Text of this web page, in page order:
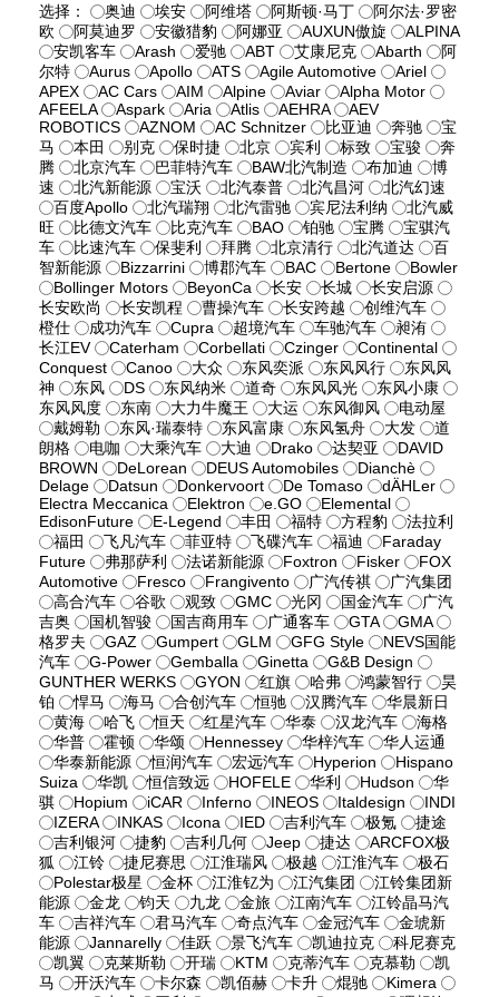
选择： 奥迪 埃安 阿维塔 阿斯顿·马丁
阿尔法·罗密
欧
阿莫迪罗 安徽猎豹 阿娜亚 AUXUN傲旋
ALPINA
安凯客车
Arash 爱驰 ABT 艾康尼克 Abarth
阿
尔特
Aurus Apollo ATS Agile Automotive
Ariel
APEX
AC Cars AIM Alpine Aviar
Alpha Motor
AFEELA
Aspark Aria Atlis AEHRA
AEV
ROBOTICS
AZNOM AC Schnitzer 比亚迪 奔驰
宝
马
本田 别克 保时捷 北京 宾利 标致 宝骏
奔
腾
北京汽车 巴菲特汽车 BAW北汽制造 布加迪
博
速
北汽新能源 宝沃 北汽泰普 北汽昌河
北汽幻速
百度Apollo
北汽瑞翔 北汽雷驰 宾尼法利纳
北汽威
旺
比德文汽车 比克汽车 BAO 铂驰 宝腾
宝骐汽
车
比速汽车 保斐利 拜腾 北京清行 北汽道达
百
智新能源
Bizzarrini 博郡汽车 BAC Bertone
Bowler
Bollinger Motors
BeyonCa 长安 长城
长安启源
长安欧尚
长安凯程 曹操汽车 长安跨越
创维汽车
橙仕
成功汽车 Cupra 超境汽车 车驰汽车
昶洧
长江EV
Caterham Corbellati Czinger
Continental
Conquest
Canoo 大众 东风奕派 东风风行
东风风
神
东风 DS 东风纳米 道奇 东风风光
东风小康
东风风度
东南 大力牛魔王 大运 东风御风
电动屋
戴姆勒
东风·瑞泰特 东风富康 东风氢舟 大发
道
朗格
电咖 大乘汽车 大迪 Drako 达契亚
DAVID
BROWN
DeLorean DEUS Automobiles
Dianchè
Delage
Datsun Donkervoort De Tomaso
dÄHLer
Electra Meccanica
Elektron e.GO
Elemental
EdisonFuture
E-Legend 丰田 福特 方程豹
法拉利
福田
飞凡汽车 菲亚特 飞碟汽车 福迪
Faraday
Future
弗那萨利 法诺新能源 Foxtron Fisker
FOX
Automotive
Fresco Frangivento 广汽传祺
广汽集团
高合汽车
谷歌 观致 GMC 光冈 国金汽车
广汽
吉奥
国机智骏 国吉商用车 广通客车 GTA
GMA
格罗夫
GAZ Gumpert GLM GFG Style
NEVS国能
汽车
G-Power Gemballa Ginetta
G&B Design
GUNTHER WERKS
GYON 红旗 哈弗 鸿蒙智行
昊
铂
悍马 海马 合创汽车 恒驰 汉腾汽车
华晨新日
黄海
哈飞 恒天 红星汽车 华泰 汉龙汽车
海格
华普
霍顿 华颂 Hennessey 华梓汽车
华人运通
华泰新能源
恒润汽车 宏远汽车 Hyperion
Hispano
Suiza
华凯 恒信致远 HOFELE 华利 Hudson
华
骐
Hopium iCAR Inferno INEOS Italdesign
INDI
IZERA
INKAS Icona IED 吉利汽车 极氪
捷途
吉利银河
捷豹 吉利几何 Jeep 捷达
ARCFOX极
狐
江铃 捷尼赛思 江淮瑞风 极越 江淮汽车
极石
Polestar极星
金杯 江淮钇为 江汽集团
江铃集团新
能源
金龙 钧天 九龙 金旅 江南汽车
江铃晶马汽
车
吉祥汽车 君马汽车 奇点汽车 金冠汽车
金琥新
能源
Jannarelly 佳跃 景飞汽车 凯迪拉克
科尼赛克
凯翼
克莱斯勒 开瑞 KTM 克蒂汽车 克慕勒
凯
马
开沃汽车 卡尔森 凯佰赫 卡升 焜驰
Kimera